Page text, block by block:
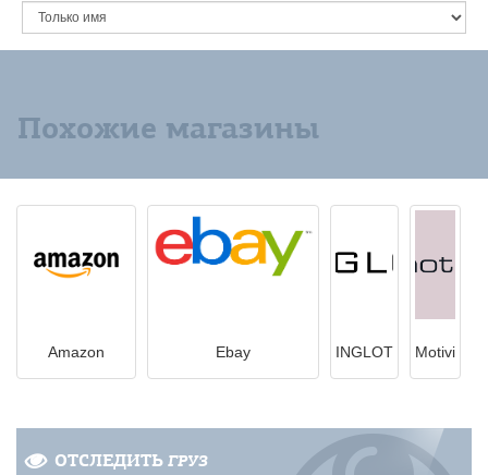
Похожие магазины
Amazon Ebay INGLOT Motivi
ОТСЛЕДИТЬ ГРУЗ